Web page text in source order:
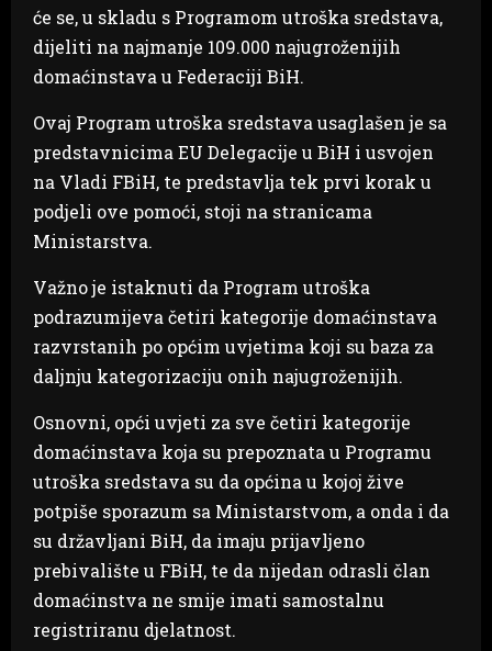
će se, u skladu s Programom utroška sredstava,
dijeliti na najmanje 109.000 najugroženijih
domaćinstava u Federaciji BiH.
Ovaj Program utroška sredstava usaglašen je sa
predstavnicima EU Delegacije u BiH i usvojen
na Vladi FBiH, te predstavlja tek prvi korak u
podjeli ove pomoći, stoji na stranicama
Ministarstva.
Važno je istaknuti da Program utroška
podrazumijeva četiri kategorije domaćinstava
razvrstanih po općim uvjetima koji su baza za
daljnju kategorizaciju onih najugroženijih.
Osnovni, opći uvjeti za sve četiri kategorije
domaćinstava koja su prepoznata u Programu
utroška sredstava su da općina u kojoj žive
potpiše sporazum sa Ministarstvom, a onda i da
su državljani BiH, da imaju prijavljeno
prebivalište u FBiH, te da nijedan odrasli član
domaćinstva ne smije imati samostalnu
registriranu djelatnost.